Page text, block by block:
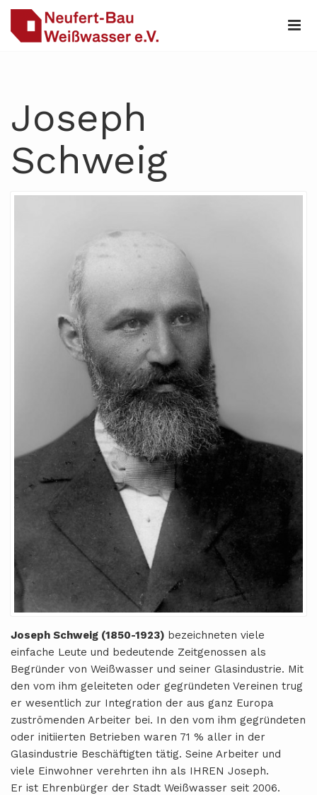
Joseph
Schweig
Joseph Schweig (1850-1923) bezeichneten viele
einfache Leute und bedeutende Zeitgenossen als
Begründer von Weißwasser und seiner Glasindustrie. Mit
den vom ihm geleiteten oder gegründeten Vereinen trug
er wesentlich zur Integration der aus ganz Europa
zuströmenden Arbeiter bei. In den vom ihm gegründeten
oder initiierten Betrieben waren 71 % aller in der
Glasindustrie Beschäftigten tätig. Seine Arbeiter und
viele Einwohner verehrten ihn als IHREN Joseph.
Er ist Ehrenbürger der Stadt Weißwasser seit 2006.